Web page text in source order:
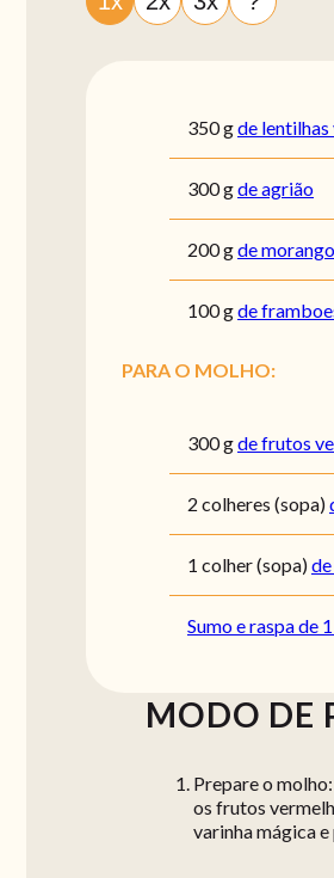
350gde lentilhas
300gde agrião
200gde
100gde
PARA O MOLHO:
300gde frutos
2 colheres (sopa)
1 colher (sopa)
Sumo e raspa de
MODO DE
Prepare o
os frutos
varinha mágica